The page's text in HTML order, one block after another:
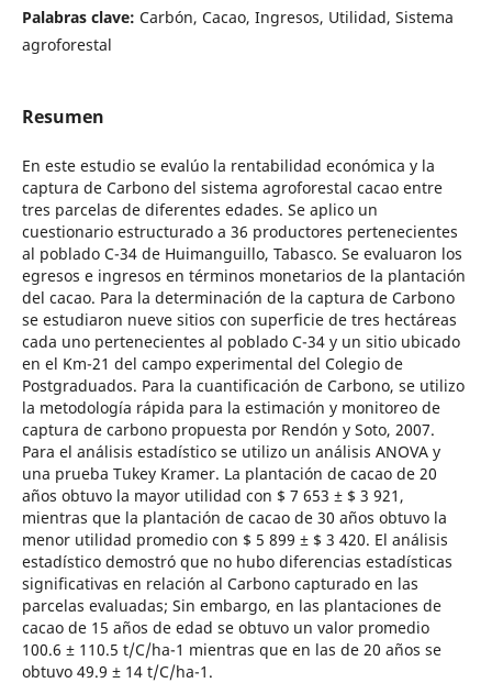
Palabras clave: Carbón, Cacao, Ingresos, Utilidad, Sistema
agroforestal
Resumen
En este estudio se evalúo la rentabilidad económica y la
captura de Carbono del sistema agroforestal cacao entre
tres parcelas de diferentes edades. Se aplico un
cuestionario estructurado a 36 productores pertenecientes
al poblado C-34 de Huimanguillo, Tabasco. Se evaluaron los
egresos e ingresos en términos monetarios de la plantación
del cacao. Para la determinación de la captura de Carbono
se estudiaron nueve sitios con superficie de tres hectáreas
cada uno pertenecientes al poblado C-34 y un sitio ubicado
en el Km-21 del campo experimental del Colegio de
Postgraduados. Para la cuantificación de Carbono, se utilizo
la metodología rápida para la estimación y monitoreo de
captura de carbono propuesta por Rendón y Soto, 2007.
Para el análisis estadístico se utilizo un análisis ANOVA y
una prueba Tukey Kramer. La plantación de cacao de 20
años obtuvo la mayor utilidad con $ 7 653 ± $ 3 921,
mientras que la plantación de cacao de 30 años obtuvo la
menor utilidad promedio con $ 5 899 ± $ 3 420. El análisis
estadístico demostró que no hubo diferencias estadísticas
significativas en relación al Carbono capturado en las
parcelas evaluadas; Sin embargo, en las plantaciones de
cacao de 15 años de edad se obtuvo un valor promedio
100.6 ± 110.5 t/C/ha-1 mientras que en las de 20 años se
obtuvo 49.9 ± 14 t/C/ha-1.